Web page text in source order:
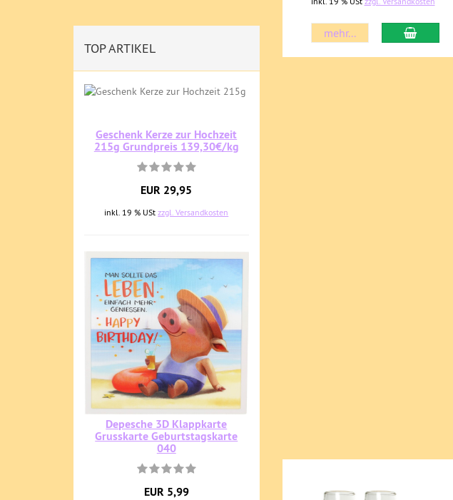
mehr...
TOP ARTIKEL
Geschenk Kerze zur Hochzeit
215g Grundpreis 139,30€/kg
EUR 29,95
inkl. 19 % UStzzgl. Versandkosten
Depesche 3D Klappkarte
Grusskarte Geburtstagskarte
040
EUR 5,99